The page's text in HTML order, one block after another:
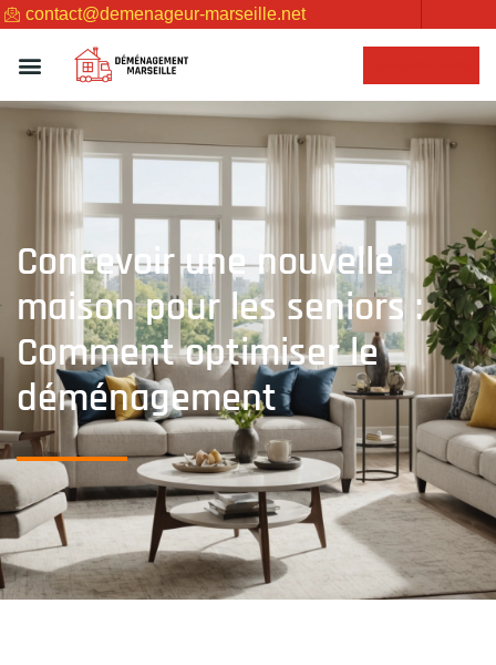
contact@demenageur-marseille.net
Concevoir une nouvelle
maison pour les seniors :
Comment optimiser le
déménagement